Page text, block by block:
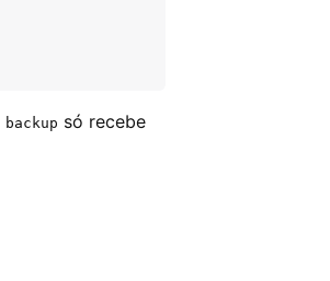
backup só recebe